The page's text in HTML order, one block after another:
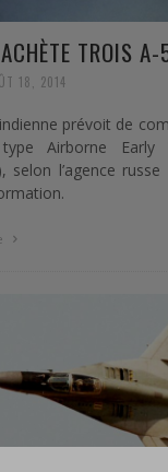
ACHÈTE TROIS
18, 2014
indienne prévoit de
Airborne Early
selon l’agence